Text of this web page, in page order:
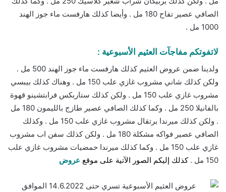
الصافي عصير تفاح 180 مل . وأيضا كذلك هارفست ماء جوز الهند
1000 مل .
لاتفوتكم مفاجآت العثيم الأسبوعية :
ولدينا ضمن عروض العثيم كذلك هارفست ماء جوز الهند 500 مل .
ولكن كذلك شاني مشروب غازي علب 150 مل . وهناك كذلك بيبسي
مشروب غازي علب 150 مل . ولكن كذلك ستاربكس فرابتشينو قهوة
بالفانيلا 250 مل . وكما كذلك الصافي عصير طازج بالليمون 180 مل
. ولكن كذلك ميرندا برتقال مشروب غازي علب 150 مل . وكذلك
الصافي عصير فواكه مشكلة 180 مل . ولكن كذلك سفن اب مشروب
غازي علب 150 مل . وكما كذلك ميرندا حمضيات مشروب غازي علب
150 مل .
كذلك إليكم الصور الآتية على موقع عروض